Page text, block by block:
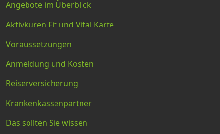
Angebote im Überblick
Aktivkuren Fit und Vital Karte
Voraussetzungen
Anmeldung und Kosten
Reiserversicherung
Krankenkassenpartner
Das sollten Sie wissen